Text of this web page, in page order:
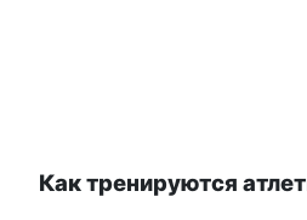
Как тренируются